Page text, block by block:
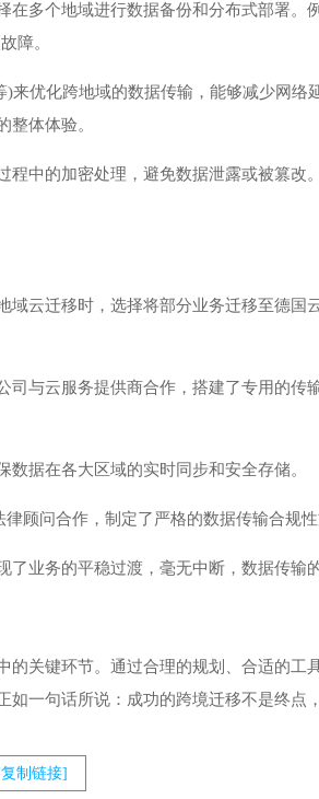
多个地域进行数据备份和分布式部署。
障。
优化跨地域的数据传输，能够减少网络
整体体验。
中的加密处理，避免数据泄露或被篡改
云迁移时，选择将部分业务迁移至德国
与云服务提供商合作，搭建了专用的传
据在各大区域的实时同步和安全存储。
顾问合作，制定了严格的数据传输合规性
业务的平稳过渡，毫无中断，数据传输
关键环节。通过合理的规划、合适的工
一句话所说：成功的跨境迁移不是终点
制链接]